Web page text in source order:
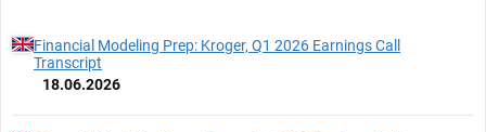
Financial Modeling Prep: Kroger, Q1 2026 Earnings Call
Transcript
18.06.2026